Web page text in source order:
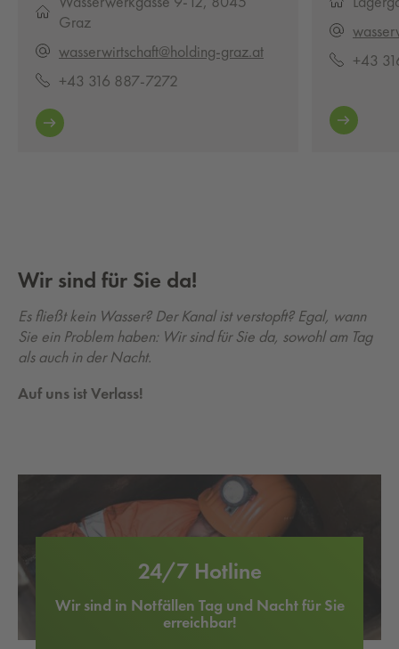
Graz
wasserwirtschaft@holding-graz.at
+43 316 887-7272
+43
Wir sind für Sie da!
Es fließt kein Wasser? Der Kanal ist verstopft? Egal, wann
Sie ein Problem haben: Wir sind für Sie da, sowohl am Tag
als auch in der Nacht.
Auf uns ist Verlass!
24/7 Hotline
Wir sind in Notfällen Tag und Nacht für Sie
erreichbar!